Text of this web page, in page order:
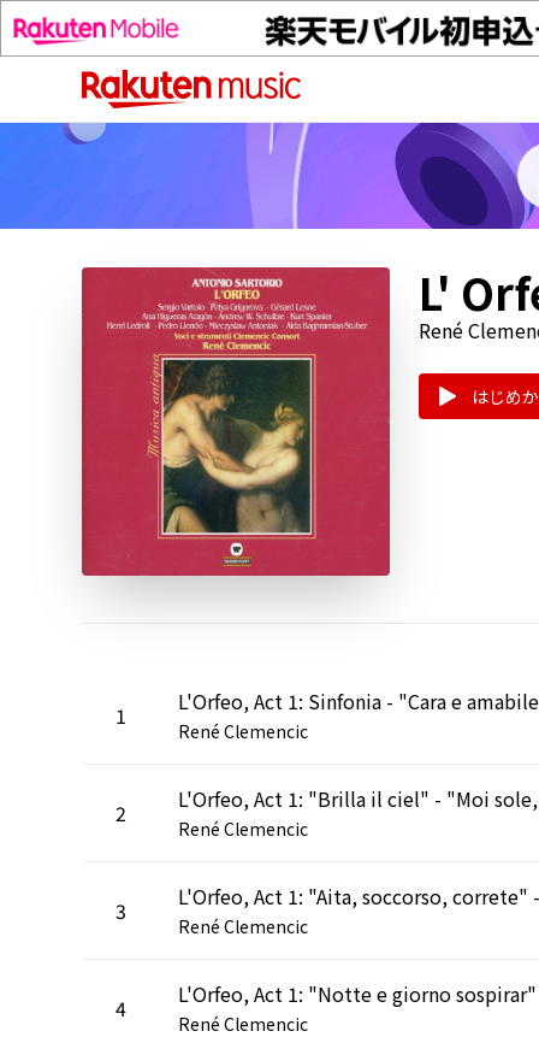
L'
René
はじめ
1
René Clemencic
2
René Clemencic
3
René Clemencic
4
René Clemencic